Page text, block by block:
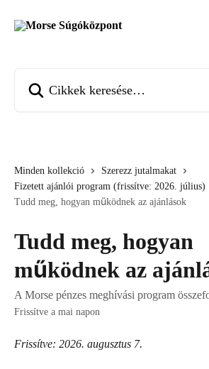
Minden kollekció
Szerezz jutalmakat
Fizetett ajánlói program (frissítve: 2026. július)
Tudd meg, hogyan működnek az ajánlások
Tudd meg, hogyan
működnek az
A Morse pénzes meghívási program
Frissítve a mai napon
Frissítve: 2026. augusztus 7.